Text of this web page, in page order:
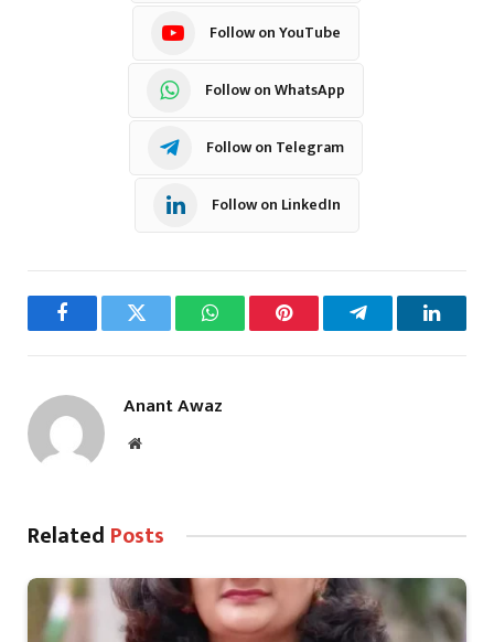
Follow on YouTube
Follow on WhatsApp
Follow on Telegram
Follow on LinkedIn
FacebookTwitter WhatsAppPinterest Telegram
Anant Awaz
Website
Related Posts